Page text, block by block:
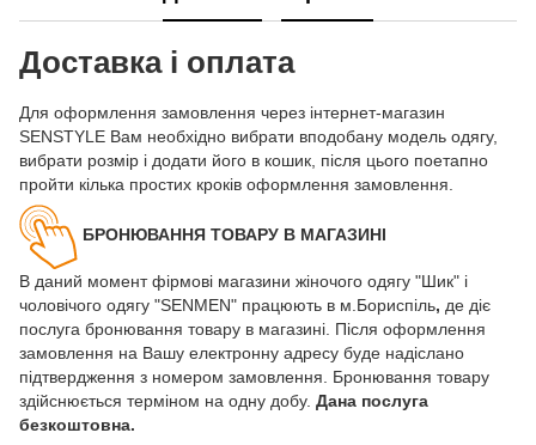
Доставка і оплата
Для оформлення замовлення через інтернет-магазин
SENSTYLE Вам необхідно вибрати вподобану модель одягу,
вибрати розмір і додати його в кошик, після цього поетапно
пройти кілька простих кроків оформлення замовлення.
БРОНЮВАННЯ ТОВАРУ В МАГАЗИНІ
В даний момент фірмові магазини жіночого одягу "Шик" і
чоловічого одягу "SENMEN" працюють в м.Бориспіль, де діє
послуга бронювання товару в магазині. Після оформлення
замовлення на Вашу електронну адресу буде надіслано
підтвердження з номером замовлення. Бронювання товару
здійснюється терміном на одну добу. Дана послуга
безкоштовна.